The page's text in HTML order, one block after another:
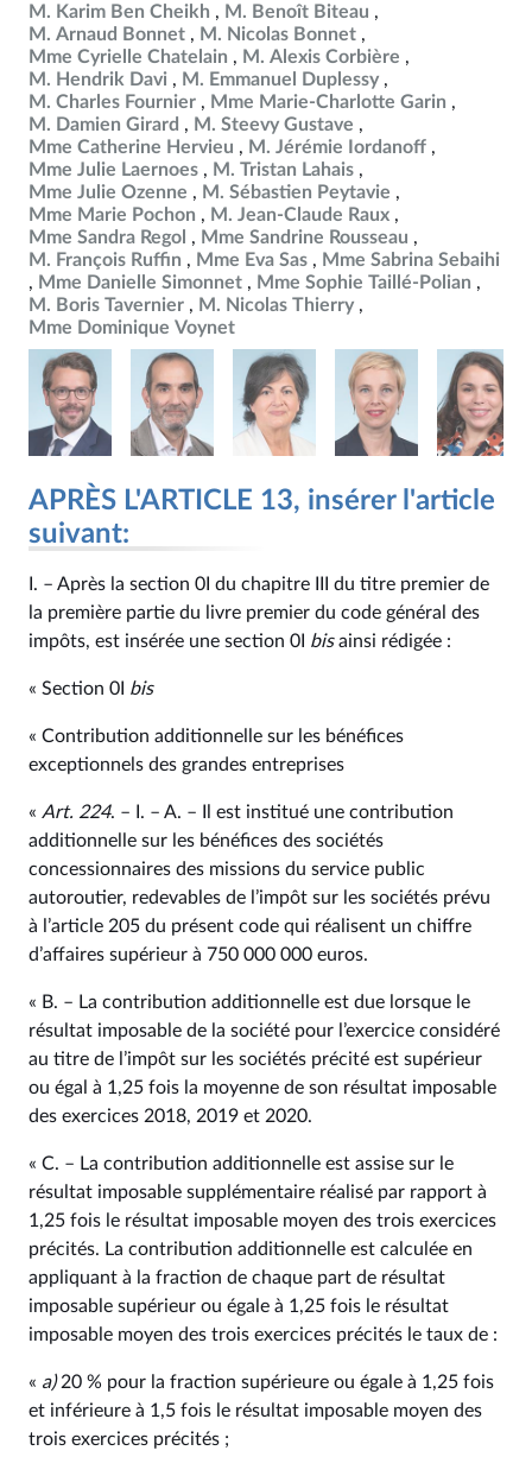
M. Karim Ben Cheikh
M. Benoît Biteau
M. Arnaud Bonnet
M. Nicolas Bonnet
Mme Cyrielle Chatelain
M. Alexis Corbière
M. Hendrik Davi
M. Emmanuel Duplessy
M. Charles Fournier
Mme Marie-Charlotte Garin
M. Damien Girard
M. Steevy Gustave
Mme Catherine Hervieu
M. Jérémie Iordanoff
Mme Julie Laernoes
M. Tristan Lahais
Mme Julie Ozenne
M. Sébastien Peytavie
Mme Marie Pochon
M. Jean-Claude Raux
Mme Sandra Regol
Mme Sandrine Rousseau
M. François Ruffin
Mme Eva Sas
Mme Sabrina Sebaihi
Mme Danielle Simonnet
Mme Sophie Taillé-Polian
M. Boris Tavernier
M. Nicolas Thierry
Mme Dominique Voynet
APRÈS L'ARTICLE 13, insérer l'article
suivant:
I. – Après la section 0I du chapitre III du titre premier de
la première partie du livre premier du code général des
impôts, est insérée une section 0I bisainsi rédigée :
« Section 0I bis
« Contribution additionnelle sur les bénéfices
exceptionnels des grandes entreprises
« Art. 224. – I. – A. – Il est institué une contribution
additionnelle sur les bénéfices des sociétés
concessionnaires des missions du service public
autoroutier, redevables de l’impôt sur les sociétés prévu
à l’article 205 du présent code qui réalisent un chiffre
d’affaires supérieur à 750 000 000 euros.
« B. – La contribution additionnelle est due lorsque le
résultat imposable de la société pour l’exercice considéré
au titre de l’impôt sur les sociétés précité est supérieur
ou égal à 1,25 fois la moyenne de son résultat imposable
des exercices 2018, 2019 et 2020.
« C. – La contribution additionnelle est assise sur le
résultat imposable supplémentaire réalisé par rapport à
1,25 fois le résultat imposable moyen des trois exercices
précités. La contribution additionnelle est calculée en
appliquant à la fraction de chaque part de résultat
imposable supérieur ou égale à 1,25 fois le résultat
imposable moyen des trois exercices précités le taux de :
« a)20 % pour la fraction supérieure ou égale à 1,25 fois
et inférieure à 1,5 fois le résultat imposable moyen des
trois exercices précités ;